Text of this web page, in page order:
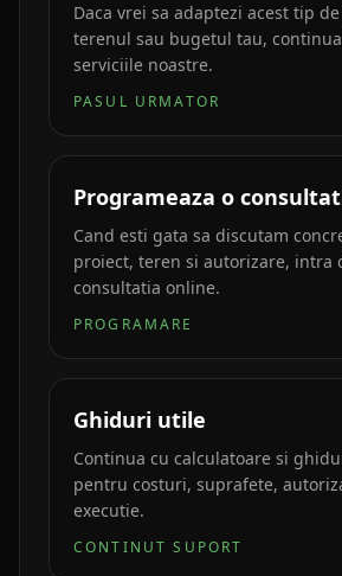
Daca vrei sa adaptezi acest tip
terenul sau bugetul tau,
serviciile noastre.
PASUL URMATOR
Programeaza o
Cand esti gata sa discutam
proiect, teren si autorizare, intra
consultatia online.
PROGRAMARE
Ghiduri utile
Continua cu calculatoare si
pentru costuri, suprafete,
executie.
CONTINUT SUPORT